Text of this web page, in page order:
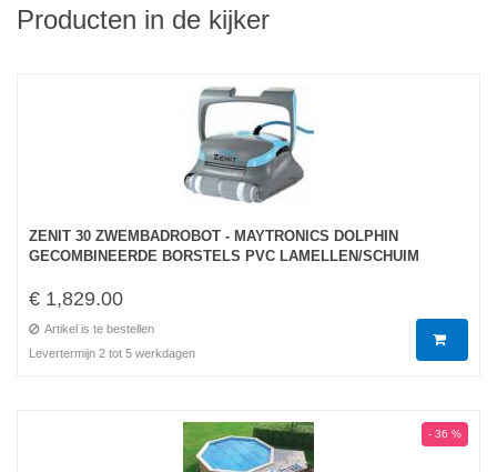
Producten in de kijker
ZENIT 30 ZWEMBADROBOT - MAYTRONICS DOLPHIN
GECOMBINEERDE BORSTELS PVC LAMELLEN/SCHUIM
€ 1,829.00
Artikel is te bestellen
Levertermijn 2 tot 5 werkdagen
- 36 %